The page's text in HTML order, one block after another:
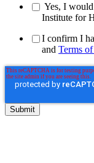
Yes, I
Institute for
I confirm I
and Terms